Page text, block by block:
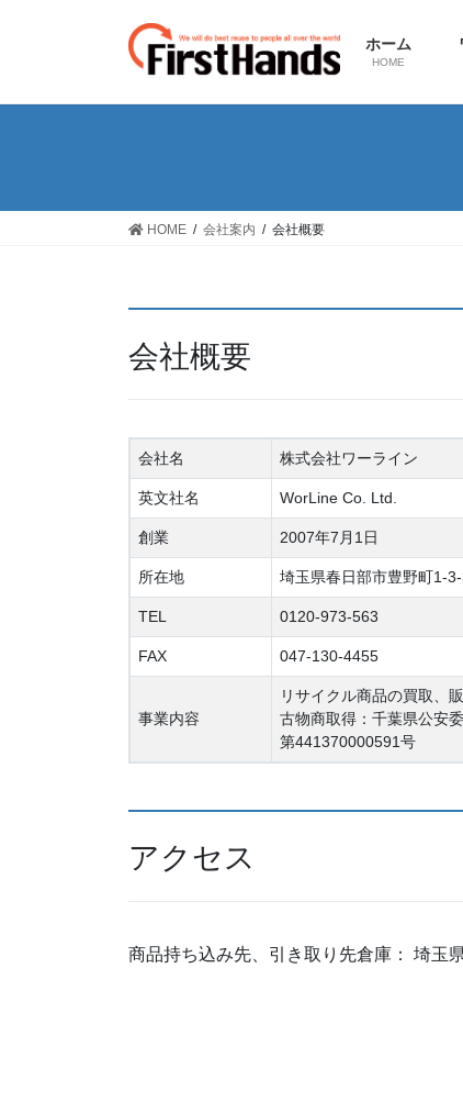
ホーム
HOME
HOME 会社案内 会社概要
会社概要
会社名 株式会社ワーライン
英文社名 WorLine Co. Ltd.
創業 2007年7月1日
所在地 埼玉県春日部市豊野町1-
TEL 0120-973-563
FAX 047-130-4455
事業内容
リサイクル商品の買取、
古物商取得：千葉県公安
第441370000591号
アクセス
商品持ち込み先、引き取り先倉庫： 埼玉